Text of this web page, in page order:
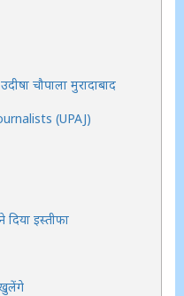
चौपाला मुरादाबाद
(UPAJ)
दिया इस्तीफा
खुलेंगे